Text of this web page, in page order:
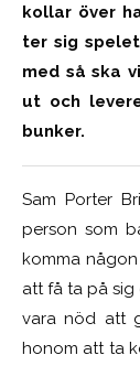
kollar över
ter sig
med så ska
ut och
bunker.
Sam Porter
person som
komma
att få ta på
vara nöd att
honom att ta